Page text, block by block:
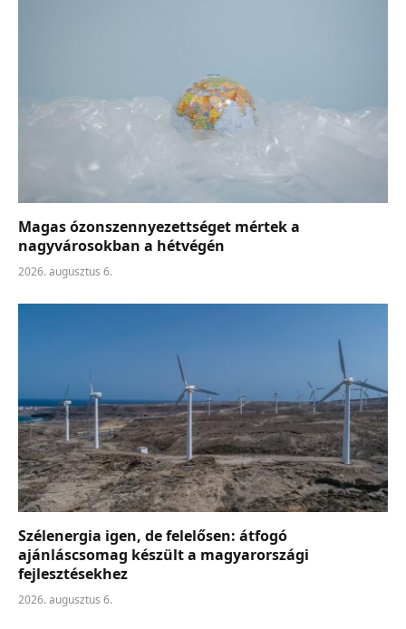
Magas ózonszennyezettséget mértek a
nagyvárosokban a hétvégén
2026. augusztus 6.
Szélenergia igen, de felelősen: átfogó
ajánláscsomag készült a magyarországi
fejlesztésekhez
2026. augusztus 6.